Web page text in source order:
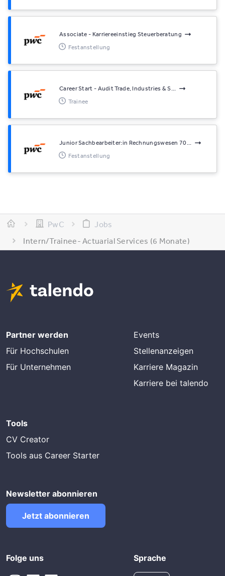
Associate - Karriereeinstieg Steuerberatung
Festanstellung
Career Start - Audit Trade, Industries & S...
Trainee
Junior Sachbearbeiter:in Rechnungswesen 70...
Festanstellung
PwC
Jobs
Intern/Trainee- Actuarial Services (6 Monate)
Partner werden
Für Hochschulen
Für Unternehmen
Events
Stellenanzeigen
Karriere Magazin
Karriere bei talendo
Tools
CV Creator
Tools aus Career Starter
Newsletter abonnieren
Jetzt abonnieren
Folge uns Sprache